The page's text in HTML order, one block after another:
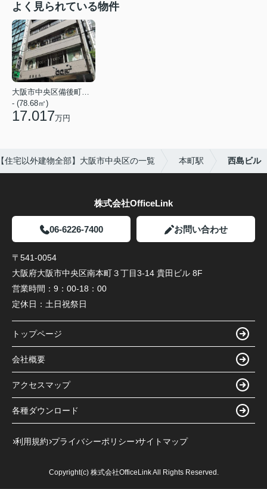
よく見られている物件
大阪市中央区備後町３丁目
- (78.68㎡)
17.017万円
住宅以外建物全部】大阪市中央区の一覧 本町駅 西島ビル
株式会社OfficeLink
06-6226-7400 お問い合わせ
〒541-0054
大阪府大阪市中央区南本町３丁目3-14 貴田ビル 8F
営業時間： 9：00-18：00
定休日： 土日祝祭日
トップページ
会社概要
アクセスマップ
各種ダウンロード
利用規約 プライバシーポリシー サイトマップ
Copyright(c) 株式会社OfficeLink All Rights Reserved.